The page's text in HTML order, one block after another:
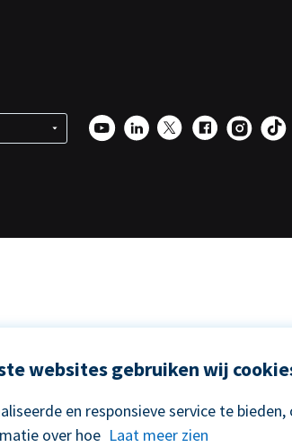
websites gebruiken wij
en responsieve service te
over hoe Laat meer zien